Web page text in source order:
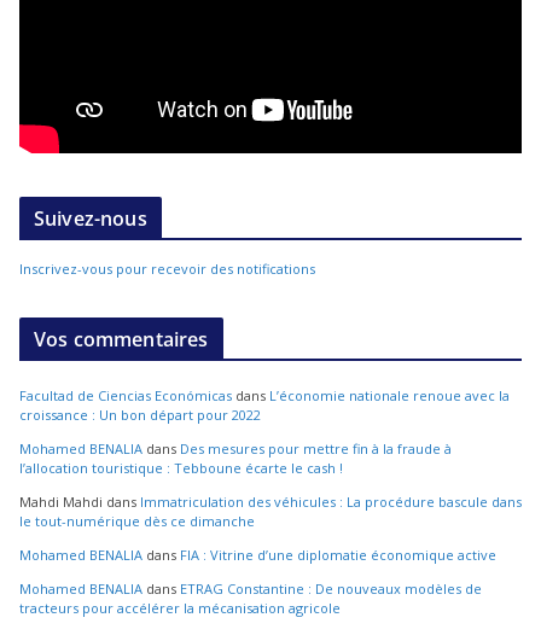
Suivez-nous
Inscrivez-vous pour recevoir des notifications
Vos commentaires
Facultad de Ciencias Económicas dans L’économie nationale renoue avec la
croissance : Un bon départ pour 2022
Mohamed BENALIA dans Des mesures pour mettre fin à la fraude à
l’allocation touristique : Tebboune écarte le cash !
Mahdi Mahdi dans Immatriculation des véhicules : La procédure bascule dans
le tout-numérique dès ce dimanche
Mohamed BENALIA dans FIA : Vitrine d’une diplomatie économique active
Mohamed BENALIA dans ETRAG Constantine : De nouveaux modèles de
tracteurs pour accélérer la mécanisation agricole